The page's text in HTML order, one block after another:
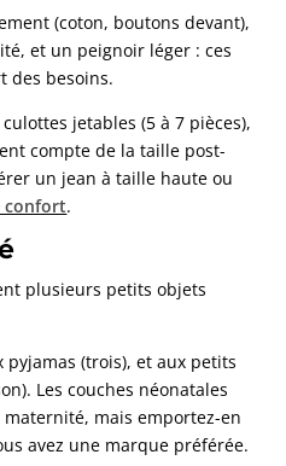
(coton, boutons devant),
et un peignoir léger : ces
des besoins.
jetables (5 à 7 pièces),
compte de la taille post-
un jean à taille haute ou
confort.
plusieurs petits objets
pyjamas (trois), et aux petits
Les couches néonatales
mais emportez-en
avez une marque préférée.